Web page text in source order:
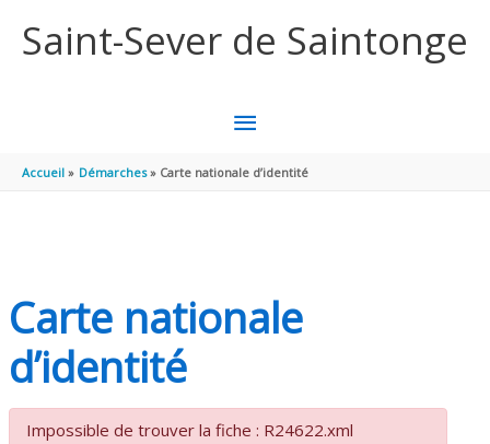
Saint-Sever de Saintonge
MENU
PRINCIPAL
Accueil Démarches Carte nationale d’identité
Carte nationale
d’identité
Impossible de trouver la fiche : R24622.xml